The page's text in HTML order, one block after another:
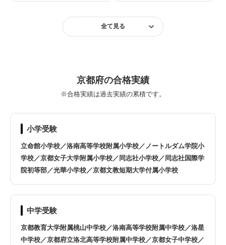
京都市西京区 京都市東山区
大山崎町 木津川市
京田辺市
城陽市 精華町
長岡京市 向日市
八幡市
全て見る
京都府の合格実績
※合格実績は過去実績の累積です。
小学受験
立命館小学校／洛南高等学校附属小学校／ノートルダム学院小
学校／京都女子大学附属小学校／同志社小学校／同志社国際学
院初等部／光華小学校／京都文教短期大学付属小学校
中学受験
京都教育大学附属桃山中学校／洛南高等学校附属中学校／洛星
中学校／京都府立洛北高等学校附属中学校／京都女子中学校／